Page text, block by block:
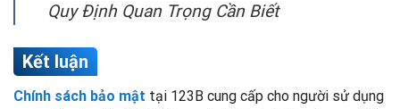
Quy Định Quan Trọng Cần Biết
Kết luận
Chính sách bảo mật tại 123B cung cấp cho người sử dụng